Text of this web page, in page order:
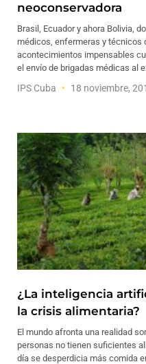
neoconservadora
Brasil, Ecuador y ahora Bolivia,
médicos, enfermeras y técnicos
acontecimientos impensables
el envío de brigadas médicas al
IPS Cuba 18 noviembre,
¿La inteligencia
la crisis alimentaria?
El mundo afronta una realidad
personas no tienen suficientes
día se desperdicia más comida